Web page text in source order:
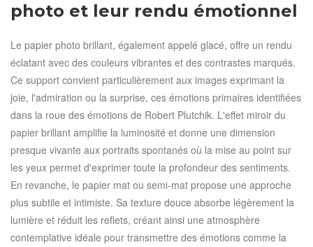
photo et leur rendu émotionnel
Le papier photo brillant, également appelé glacé, offre un rendu
éclatant avec des couleurs vibrantes et des contrastes marqués.
Ce support convient particulièrement aux images exprimant la
joie, l'admiration ou la surprise, ces émotions primaires identifiées
dans la roue des émotions de Robert Plutchik. L'effet miroir du
papier brillant amplifie la luminosité et donne une dimension
presque vivante aux portraits spontanés où la mise au point sur
les yeux permet d'exprimer toute la profondeur des sentiments.
En revanche, le papier mat ou semi-mat propose une approche
plus subtile et intimiste. Sa texture douce absorbe légèrement la
lumière et réduit les reflets, créant ainsi une atmosphère
contemplative idéale pour transmettre des émotions comme la